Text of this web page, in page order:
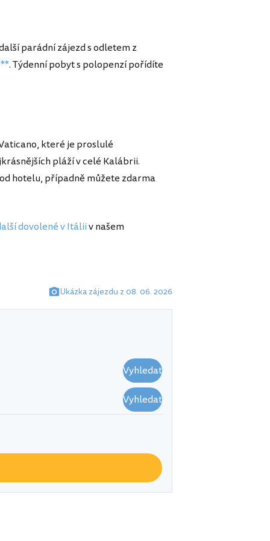
parádní zájezd s odletem z
. Týdenní pobyt s polopenzí pořídíte
které je proslulé
pláží v celé Kalábrii.
hotelu, případně můžete zdarma
dovolené v Itáliiv našem
Ukázka zájezdu z 08. 06. 2026
Vyhledat
Vyhledat